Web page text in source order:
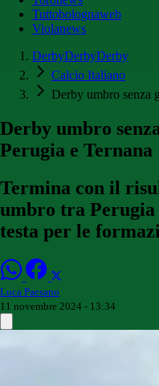
Tuttobolognaweb
Violanews
DerbyDerbyDerby
Calcio Italiano
Derby umbro senza
Derby umbro
Perugia e Ternana
Termina con il
umbro tra Perugia
testa per le
Luca Paesano
11 novembre 2024 - 13:34